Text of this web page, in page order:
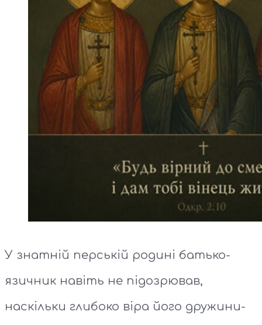
У знатній перській родині батько-
язичник навіть не підозрював,
наскільки глибоко віра його дружини-